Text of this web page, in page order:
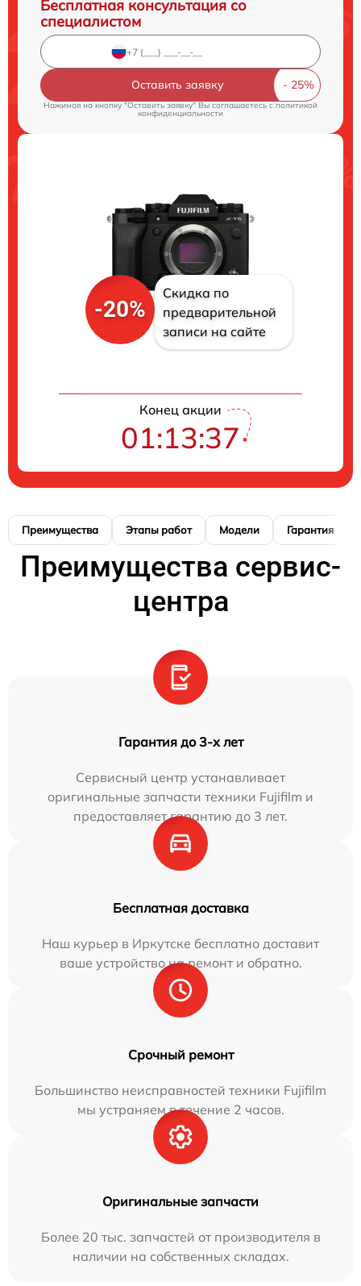
Бесплатная консультация со
специалистом
Оставить заявку
Нажимая на кнопку "Оставить заявку" Вы соглашаетесь c политикой
конфиденциальности
-20%
Скидка по
предварительной
записи на сайте
Конец акции
01:13:37
Преимущества Этапы работ Модели Гарантия
Преимущества сервис-
центра
Гарантия до 3-х лет
Сервисный центр устанавливает
оригинальные запчасти техники Fujifilm и
предоставляет гарантию до 3 лет.
Бесплатная доставка
Наш курьер в Иркутске бесплатно доставит
ваше устройство на ремонт и обратно.
Срочный ремонт
Большинство неисправностей техники Fujifilm
мы устраняем в течение 2 часов.
Оригинальные запчасти
Более 20 тыс. запчастей от производителя в
наличии на собственных складах.